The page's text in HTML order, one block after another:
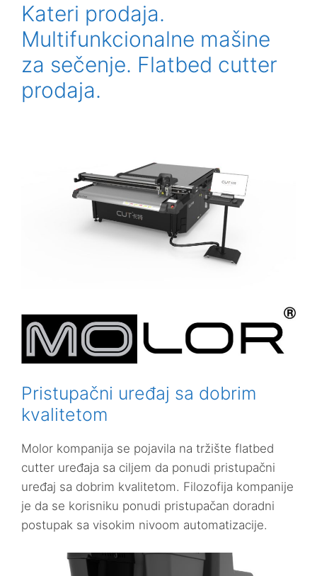
Kateri prodaja.
Multifunkcionalne mašine
za sečenje. Flatbed cutter
prodaja.
Pristupačni uređaj sa dobrim
kvalitetom
Molor kompanija se pojavila na tržište flatbed
cutter uređaja sa ciljem da ponudi pristupačni
uređaj sa dobrim kvalitetom. Filozofija kompanije
je da se korisniku ponudi pristupačan doradni
postupak sa visokim nivoom automatizacije.